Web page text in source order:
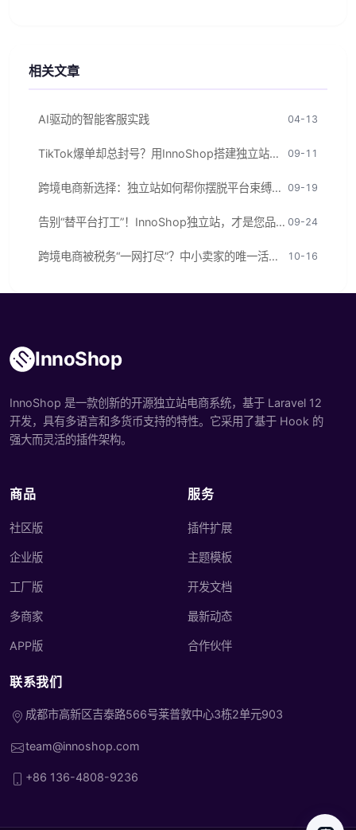
相关文章
AI驱动的智能客服实践 04-13
TikTok爆单却总封号？用InnoShop搭建独立站，把流量变成自己的！ 09-11
跨境电商新选择：独立站如何帮你摆脱平台束缚，实现品牌与利润双赢？ 09-19
告别“替平台打工”！InnoShop独立站，才是您品牌出海的终极答案 09-24
跨境电商被税务“一网打尽”？中小卖家的唯一活路：自建源码独立站！ 10-16
InnoShop
InnoShop 是一款创新的开源独立站电商系统，基于 Laravel 12
开发，具有多语言和多货币支持的特性。它采用了基于 Hook 的
强大而灵活的插件架构。
商品
社区版
企业版
工厂版
多商家
APP版
服务
插件扩展
主题模板
开发文档
最新动态
合作伙伴
联系我们
成都市高新区吉泰路566号莱普敦中心3栋2单元903
team@innoshop.com
+86 136-4808-9236